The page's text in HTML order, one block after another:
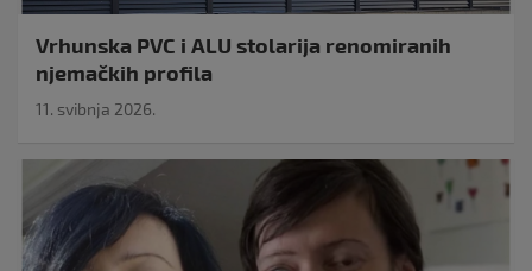
Vrhunska PVC i ALU stolarija renomiranih
njemačkih profila
11. svibnja 2026.